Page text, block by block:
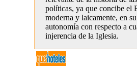
políticas, ya que concibe el
moderna y laicamente, en
autonomía con respecto a
injerencia de la Iglesia.